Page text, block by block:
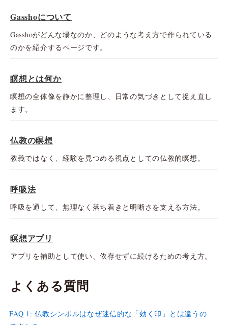
Gasshoについて
Gasshoがどんな場なのか、どのような考え方で作られている
のかを紹介するページです。
瞑想とは何か
瞑想の全体像を静かに整理し、日常の気づきとして捉え直し
ます。
仏教の瞑想
教義ではなく、経験を見つめる視点としての仏教的瞑想。
呼吸法
呼吸を通して、無理なく落ち着きと明晰さを支える方法。
瞑想アプリ
アプリを補助として使い、依存せずに続けるための考え方。
よくある質問
FAQ 1: 仏教シンボルはなぜ迷信的な「効く印」とは違うの